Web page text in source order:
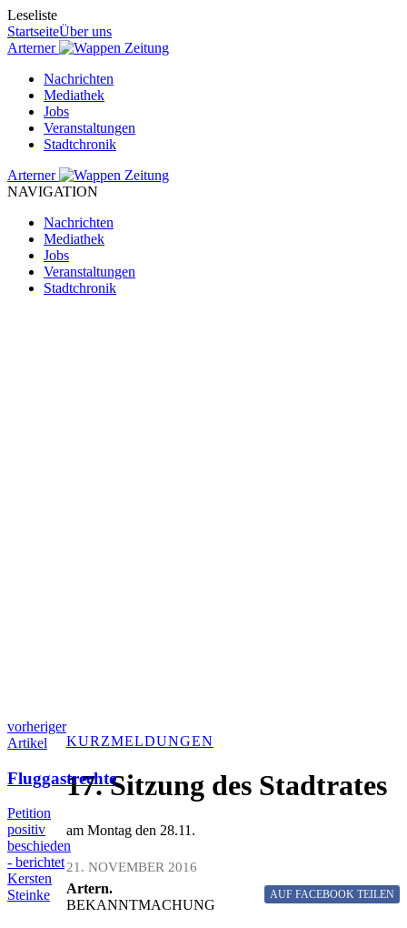
Leseliste
StartseiteÜber uns
Arterner
Zeitung
Nachrichten
Mediathek
Jobs
Veranstaltungen
Stadtchronik
Arterner
Zeitung
NAVIGATION
Nachrichten
Mediathek
Jobs
Veranstaltungen
Stadtchronik
vorheriger
Artikel
Fluggastrechte
Petition
positiv
beschieden
- berichtet
Kersten
Steinke
KURZMELDUNGEN
17. Sitzung des Stadtrates
am Montag den 28.11.
21. NOVEMBER 2016
AUF FACEBOOK TEILEN
Artern.
BEKANNTMACHUNG